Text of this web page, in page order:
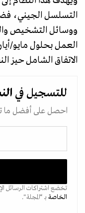
التسلسل الجيني،
ووسائل التشخيص
العمل بحلول مايو/
الاتفاق الشامل حيز
للتسجيل في
احصل على أفضل ما
تخضع اشتراكات الرسائل
الخاصة بـ “المجلة".